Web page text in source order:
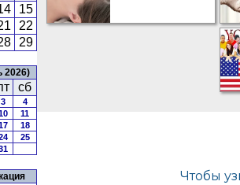
15
22
29
2026)
сб
3
4
11
18
25